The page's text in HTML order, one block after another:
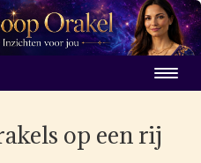
op een rij